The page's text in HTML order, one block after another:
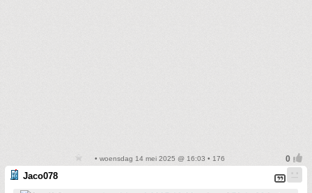
• woensdag 14 mei 2025 @ 16:03 • 176
Jaco078